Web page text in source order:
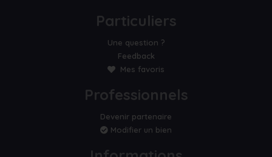
Particuliers
Une question ?
Feedback
Mes favoris
Professionnels
Devenir partenaire
Modifier un bien